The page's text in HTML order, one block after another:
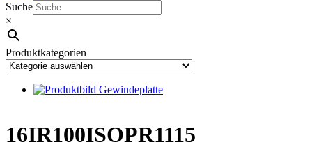
Suche
×
Produktkategorien
16IR100ISOPR1115